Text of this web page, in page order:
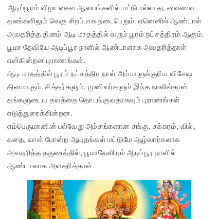
ஆடிப்பூரம் விழா சைவ ஆலயங்களில் மட்டுமல்லாது, வைணவ
தலங்களிலும் வெகு சிறப்பாக நடைபெறும். ஏனெனில் ஆண்டாள்
அவதரித்த தினம் ஆடி மாதத்தில் வரும் பூரம் நட்சத்திரம் ஆகும்.
பூமா தேவியே ஆடிப்பூர நாளில் ஆண்டாளாக அவதரித்தாள்
என்கின்றன புராணங்கள்.
ஆடி மாதத்தில் பூரம் நட்சத்திர நாள் அம்பாளுக்குரிய விசேஷ
தினமாகும். சித்தர்களும், முனிவர்களும் இந்த நாளில்தான்
தங்களுடைய தவத்தை தொடங்குவதாகவும் புராணங்கள்
எடுத்துரைக்கின்றன.
எம்பெருமானின் பல்வேறு அம்சங்களான சங்கு, சக்கரம், வில்,
கதை, வாள் போன்ற ஆயுதங்கள் மட்டுமே ஆழ்வார்களாக
அவதரித்த தருணத்தில், பூமாதேவியும் ஆடிப்பூர நாளில்
ஆண்டாளாக அவதரித்தாள்.